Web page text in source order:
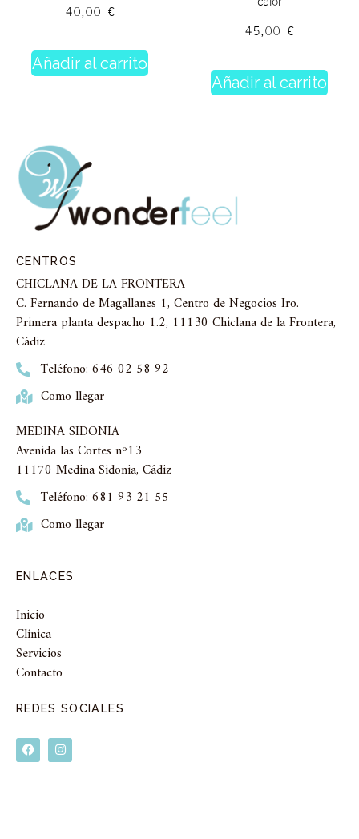
40,00 €
Añadir al carrito
45,00 €
Añadir al carrito
CENTROS
CHICLANA DE LA FRONTERA
C. Fernando de Magallanes 1, Centro de Negocios Iro.
Primera planta despacho 1.2, 11130 Chiclana de la Frontera,
Cádiz
Teléfono: 646 02 58 92
Como llegar
MEDINA SIDONIA
Avenida las Cortes nº13
11170 Medina Sidonia, Cádiz
Teléfono: 681 93 21 55
Como llegar
ENLACES
Inicio
Clínica
Servicios
Contacto
REDES SOCIALES